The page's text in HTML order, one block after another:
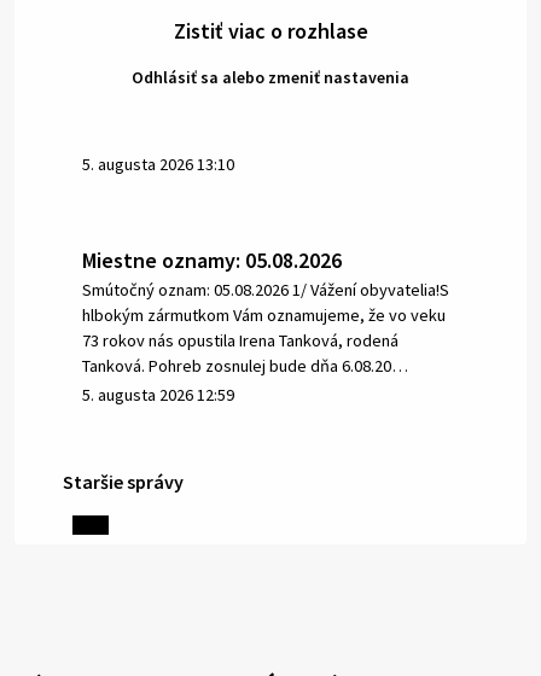
Zistiť viac o rozhlase
Odhlásiť sa alebo zmeniť nastavenia
5. augusta 2026 13:10
Miestne oznamy: 05.08.2026
Smútočný oznam: 05.08.2026 1/ Vážení obyvatelia!S
hlbokým zármutkom Vám oznamujeme, že vo veku
73 rokov nás opustila Irena Tanková, rodená
Tanková. Pohreb zosnulej bude dňa 6.08.20…
5. augusta 2026 12:59
3. augusta 2026 08:45
84 rokov nás opustil Ján Letusek. Pohreb zosnulého
Staršie správy